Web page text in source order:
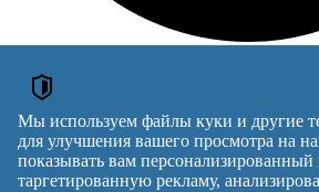
Loading
kekekek
ОБЪЯВЛЕНИЯ
Курси кухар, зварник, електрик,
Мы используем файлы куки и другие
для улучшения вашего просмотра на
показывать вам персонализированный
таргетированную рекламу,